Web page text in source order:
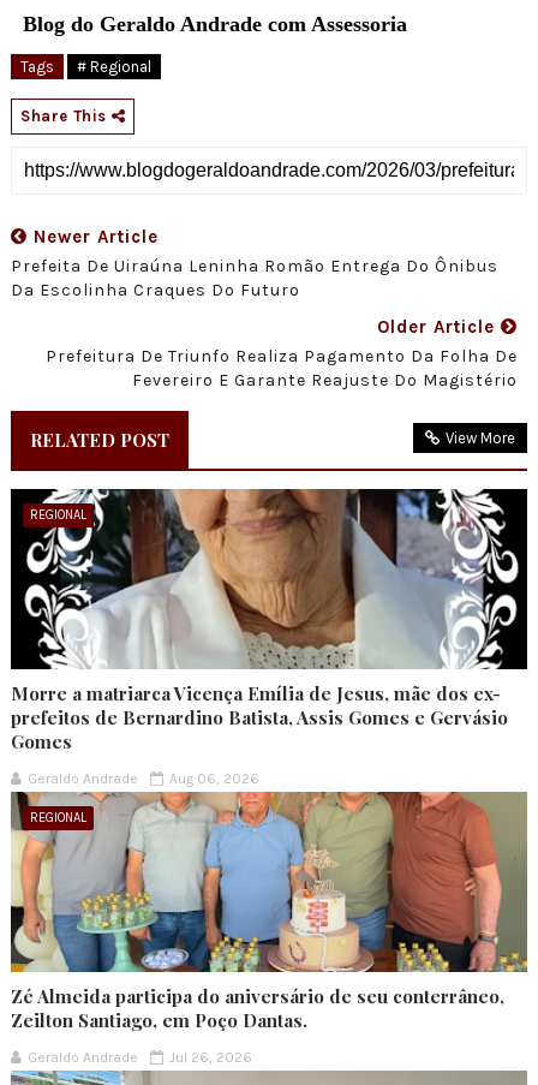
Blog do Geraldo Andrade com Assessoria
Tags # Regional
Share This
Newer Article
Prefeita De Uiraúna Leninha Romão Entrega Do Ônibus
Da Escolinha Craques Do Futuro
Older Article
Prefeitura De Triunfo Realiza Pagamento Da Folha De
Fevereiro E Garante Reajuste Do Magistério
RELATED POST View More
REGIONAL
Morre a matriarca Vicença Emília de Jesus, mãe dos ex-
prefeitos de Bernardino Batista, Assis Gomes e Gervásio
Gomes
Geraldo Andrade Aug 06, 2026
REGIONAL
Zé Almeida participa do aniversário de seu conterrâneo,
Zeilton Santiago, em Poço Dantas.
Geraldo Andrade Jul 26, 2026